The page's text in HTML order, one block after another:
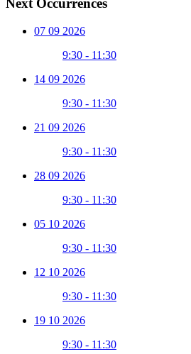
Next Occurrences
07 09 2026
9:30 - 11:30
14 09 2026
9:30 - 11:30
21 09 2026
9:30 - 11:30
28 09 2026
9:30 - 11:30
05 10 2026
9:30 - 11:30
12 10 2026
9:30 - 11:30
19 10 2026
9:30 - 11:30